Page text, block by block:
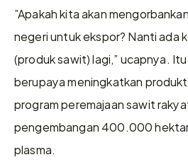
”Apakah kita akan
negeri untuk ekspor? Nanti ada
(produk sawit) lagi,” ucapnya.
berupaya meningkatkan
program peremajaan sawit
pengembangan 400.000
plasma.